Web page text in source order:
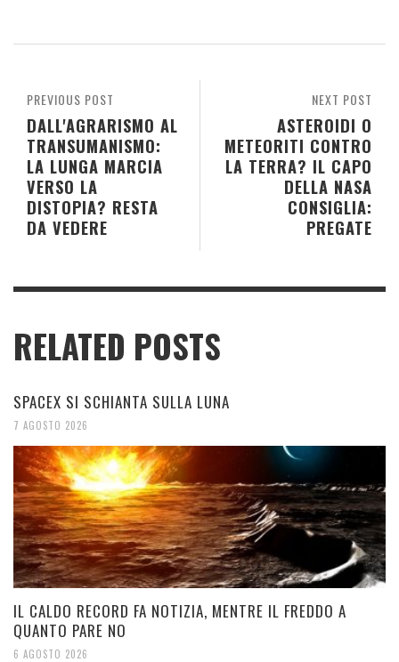
NEXT POST
ASTEROIDI O
METEORITI CONTRO
LA TERRA? IL CAPO
DELLA NASA
CONSIGLIA:
PREGATE
PREVIOUS POST
DALL'AGRARISMO AL
TRANSUMANISMO:
LA LUNGA MARCIA
VERSO LA
DISTOPIA? RESTA
DA VEDERE
RELATED POSTS
SPACEX SI SCHIANTA SULLA LUNA
7 AGOSTO 2026
IL CALDO RECORD FA NOTIZIA, MENTRE IL FREDDO A
QUANTO PARE NO
6 AGOSTO 2026